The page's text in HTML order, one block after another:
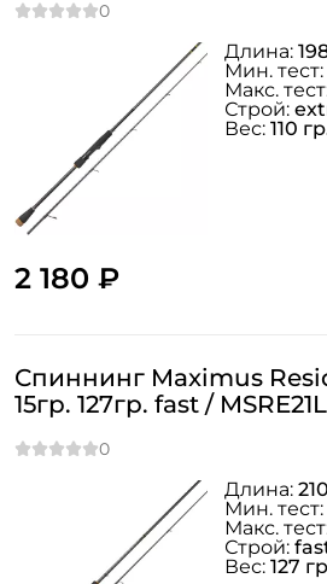
2 180 ₽
Длина:
Мин. тест:
Макс.
Строй:
Вес: 110
Спиннинг Maximus
15гр. 127гр. fast / MSRE21L
Длина:
Мин. тест:
Макс.
Строй:
Вес: 127